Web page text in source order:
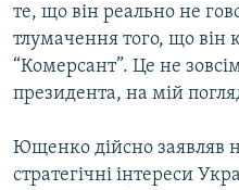
те, що він реально не
тлумачення того, що він
“Комерсант”. Це не
президента, на мій
Ющенко дійсно заявляв
стратегічні інтереси